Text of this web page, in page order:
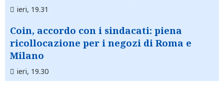
ieri, 19.31
Coin, accordo con i sindacati: piena
ricollocazione per i negozi di Roma e
Milano
ieri, 19.30